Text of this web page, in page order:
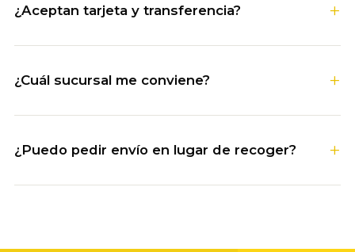
¿Aceptan tarjeta y transferencia?
¿Cuál sucursal me conviene?
¿Puedo pedir envío en lugar de recoger?